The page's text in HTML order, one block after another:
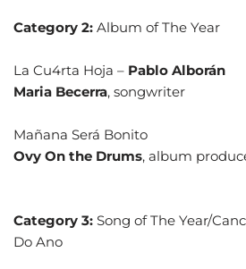
Category 2: Album of The Year
La Cu4rta Hoja – Pablo Alborán
Maria Becerra, songwriter
Mañana Será Bonito
Ovy On the Drums, album
Category 3: Song of The Year/
Do Ano